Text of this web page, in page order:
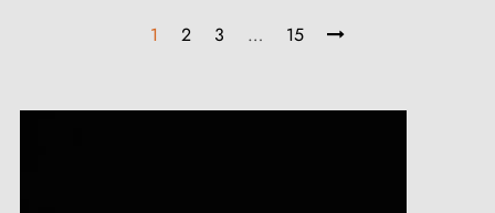
1
2 3 … 15